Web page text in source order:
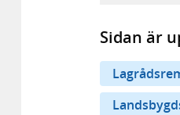
Sidan är